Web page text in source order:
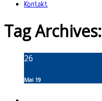
Kontakt
Tag Archives:
26
Mai 19